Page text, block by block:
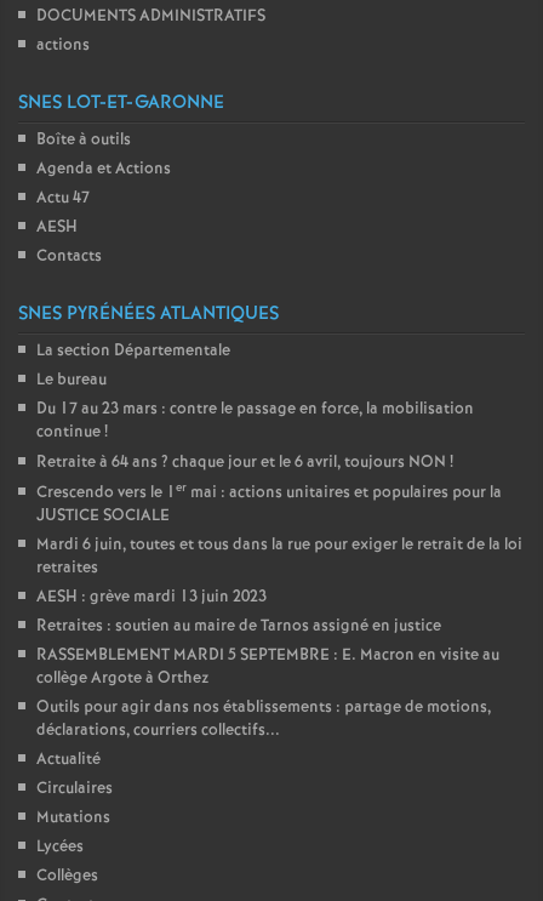
DOCUMENTS ADMINISTRATIFS
actions
SNES LOT-ET-GARONNE
Boîte à outils
Agenda et Actions
Actu 47
AESH
Contacts
SNES PYRÉNÉES ATLANTIQUES
La section Départementale
Le bureau
Du 17 au 23 mars : contre le passage en force, la mobilisation
continue!
Retraite à 64 ans ? chaque jour et le 6 avril, toujours NON !
Crescendo vers le 1 er mai : actions unitaires et populaires pour la
JUSTICE SOCIALE
Mardi 6 juin, toutes et tous dans la rue pour exiger le retrait de la loi
retraites
AESH : grève mardi 13 juin 2023
Retraites : soutien au maire de Tarnos assigné en justice
RASSEMBLEMENT MARDI 5 SEPTEMBRE : E. Macron en visite au
collège Argote à Orthez
Outils pour agir dans nos établissements : partage de motions,
déclarations, courriers collectifs...
Actualité
Circulaires
Mutations
Lycées
Collèges